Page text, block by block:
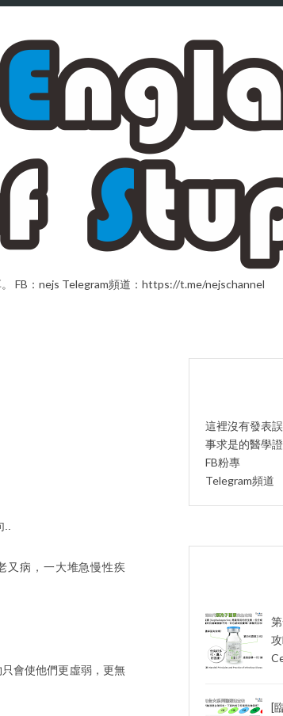
FB：nejs Telegram頻道：https://t.me/nejschannel
又病，一大堆急慢性疾
只會使他們更虛弱，更無
這裡沒有發表
事求是的醫學證
FB粉專
Telegram頻道
[